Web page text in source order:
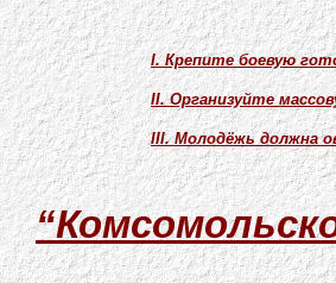
I. Крепите боевую
II. Организуйте
III. Молодёжь должна